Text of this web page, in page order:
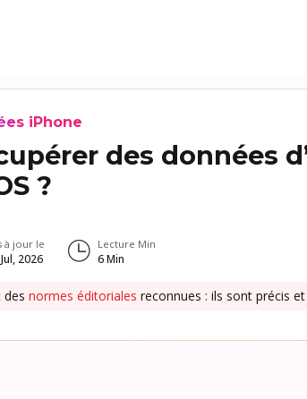
iPhone
des données
?
à jour le
2026
Lecture Min
6Min
desnormes éditoriales reconnues : ils sont précis